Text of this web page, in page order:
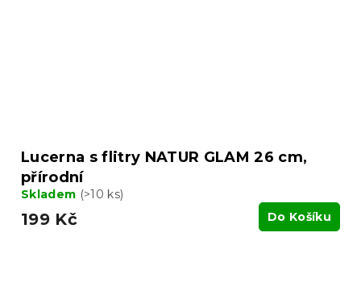
Lucerna s flitry NATUR GLAM 26 cm,
přírodní
Skladem (>10 ks)
199 Kč Do Košíku